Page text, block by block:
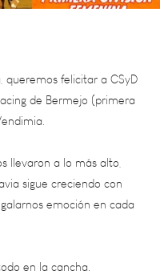
de Bermejo (primera
a lo más alto,
sigue creciendo con
emoción en cada
cancha.